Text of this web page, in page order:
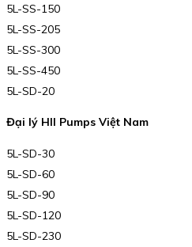
5L-SS-150
5L-SS-205
5L-SS-300
5L-SS-450
5L-SD-20
Đại lý HII Pumps Việt Nam
5L-SD-30
5L-SD-60
5L-SD-90
5L-SD-120
5L-SD-230